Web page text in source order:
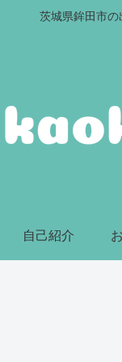
茨城県鉾田市
自己紹介